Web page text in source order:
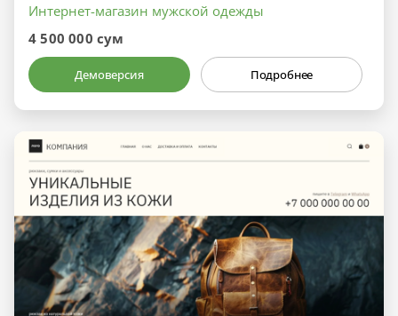
Интернет-магазин мужской одежды
4 500 000 сум
Демоверсия Подробнее